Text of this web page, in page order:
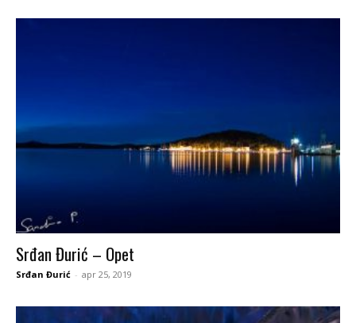
Srđan Đurić – Opet
Srđan Đurić - apr 25, 2019